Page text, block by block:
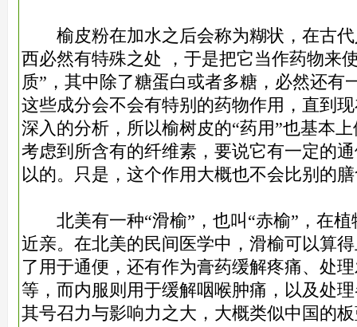
榆皮粉在加水之后会称为糊状，在古代
西必然有特殊之处 ，于是把它当作药物来
质”，其中除了糖蛋白或者多糖，必然还有
这些成分会不会有特别的药物作用，直到
深入的分析，所以榆树皮的“药用”也基本
考虑到所含有的纤维素，要说它有一定的
以的。只是，这个作用大概也不会比别的
北美有一种“滑榆”，也叫“赤榆”，在植
近亲。在北美的民间医学中，滑榆可以算
了用于通便，还有作为膏药缓解疼痛、处
等，而内服则用于缓解咽喉肿痛，以及处
其号召力与影响力之大，大概类似中国的